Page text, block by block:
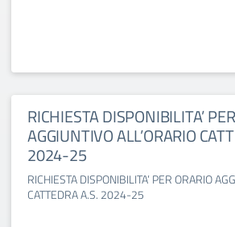
RICHIESTA DISPONIBILITA’
AGGIUNTIVO ALL’ORARIO
2024-25
RICHIESTA DISPONIBILITA’ PER ORARIO
CATTEDRA A.S. 2024-25